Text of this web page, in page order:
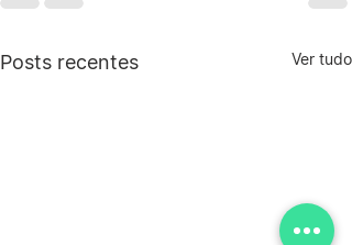
Posts recentes Ver tudo